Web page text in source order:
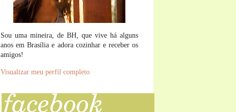
Sou uma mineira, de BH, que vive há alguns
anos em Brasília e adora cozinhar e receber os
amigos!
Visualizar meu perfil completo